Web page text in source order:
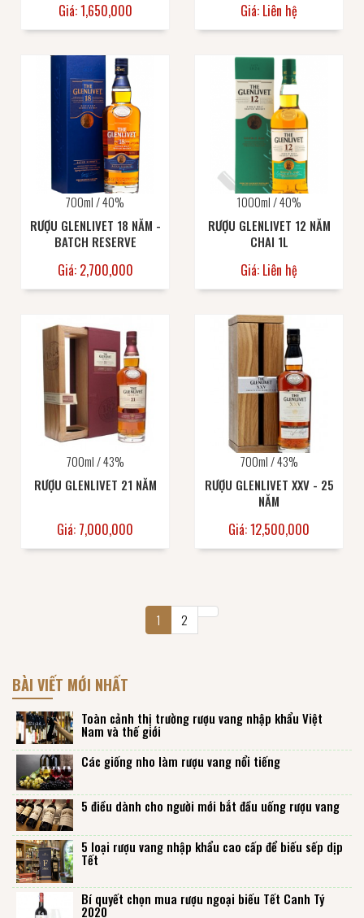
Giá: 1,650,000 Giá: Liên hệ
700ml / 40%
RƯỢU GLENLIVET 18 NĂM -
BATCH RESERVE
Giá: 2,700,000
1000ml / 40%
RƯỢU GLENLIVET 12 NĂM
CHAI 1L
Giá: Liên hệ
700ml / 43%
RƯỢU GLENLIVET 21 NĂM
Giá: 7,000,000
700ml / 43%
RƯỢU GLENLIVET XXV - 25
NĂM
Giá: 12,500,000
1 2
BÀI VIẾT MỚI NHẤT
Toàn cảnh thị trường rượu vang nhập khẩu Việt
Nam và thế giới
Các giống nho làm rượu vang nổi tiếng
5 điều dành cho người mới bắt đầu uống rượu vang
5 loại rượu vang nhập khẩu cao cấp để biếu sếp dịp
Tết
Bí quyết chọn mua rượu ngoại biếu Tết Canh Tý
2020